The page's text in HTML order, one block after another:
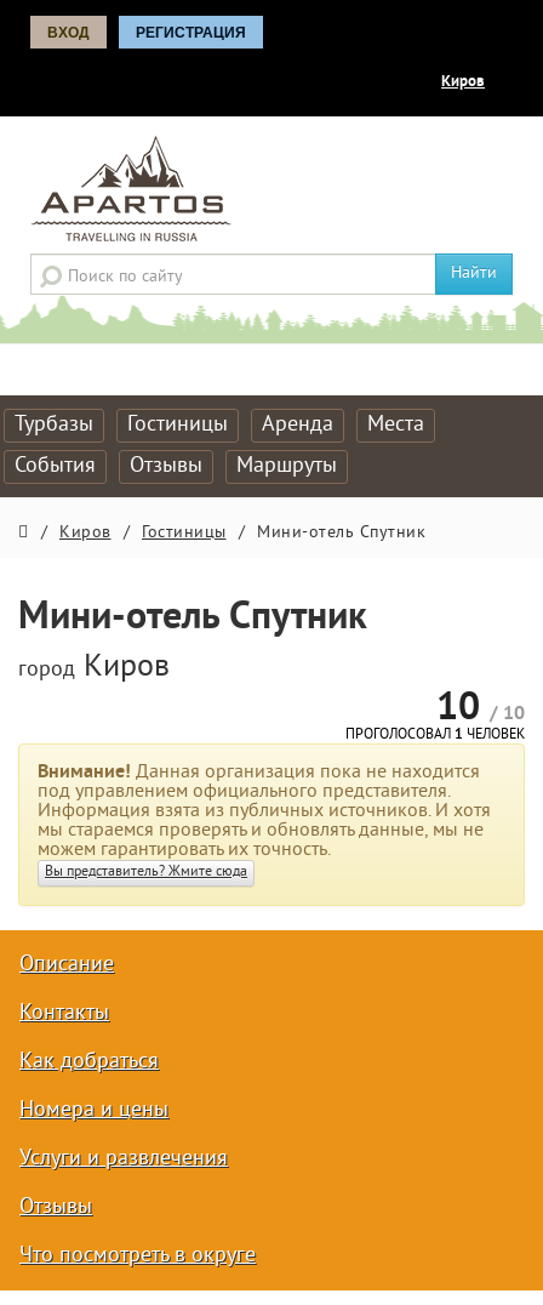
ВХОД РЕГИСТРАЦИЯ
Киров
Найти
Турбазы Гостиницы Аренда
Места
События
Отзывы Маршруты
/ Киров / Гостиницы / Мини-отель Спутник
Мини-отель Спутник
город Киров
10 / 10
ПРОГОЛОСОВАЛ 1 ЧЕЛОВЕК
Внимание! Данная организация пока не находится
под управлением официального представителя.
Информация взята из публичных источников. И хотя
мы стараемся проверять и обновлять данные, мы не
можем гарантировать их точность.
Вы представитель? Жмите сюда
Описание
Контакты
Как добраться
Номера и цены
Услуги и развлечения
Отзывы
Что посмотреть в округе